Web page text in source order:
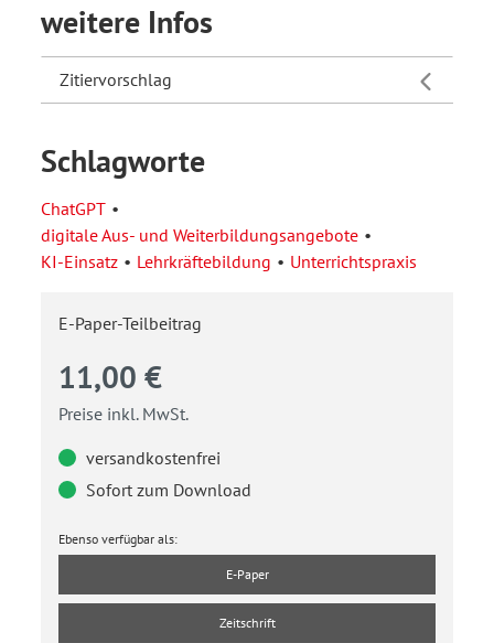
weitere Infos
Zitiervorschlag
Schlagworte
ChatGPT
digitale Aus- und Weiterbildungsangebote
KI-Einsatz
Lehrkräftebildung Unterrichtspraxis
E-Paper-Teilbeitrag
11,00 €
Preise inkl. MwSt.
versandkostenfrei
Sofort zum Download
Ebenso verfügbar als:
E-Paper
Zeitschrift